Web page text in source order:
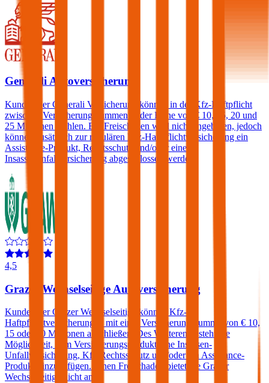
Generali Autoversicherung
Kunden der Generali Versicherung können in der Kfz-Haftpflicht
zwischen Versicherungssummen in der Höhe von € 10, 15, 20 und
25 Millionen wählen. Ein Freischaden wird nicht angeboten, jedoch
können zusätzlich zur regulären Kfz-Haftpflichtversicherung ein
Assistance-Produkt, Rechtsschutz und/oder eine
Insassenunfallversicherung abgeschlossen werden.
4,5
Grazer Wechselseitige Autoversicherung
Kunden der Grazer Wechselseitige können Kfz-
Haftpflichtversicherungen mit einer Versicherungssumme von € 10,
15 oder 20 Millionen abschließen. Des Weiteren besteht die
Möglichkeit, dem Versicherungsprodukt eine Insassen-
Unfallversicherung, Kfz-Rechtsschutz und/oder ein Assistance-
Produkt hinzuzufügen. Einen Freischaden bietet die Grazer
Wechselseitige nicht an.